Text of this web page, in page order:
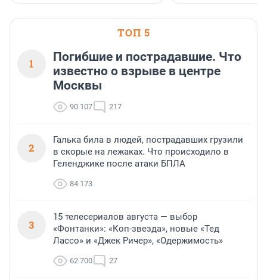
ТОП 5
1
Погибшие и пострадавшие. Что
известно о взрыве в центре
Москвы
90 107 217
2
Галька била в людей, пострадавших грузили
в скорые на лежаках. Что происходило в
Геленджике после атаки БПЛА
84 173
3
15 телесериалов августа — выбор
«Фонтанки»: «Коп-звезда», новые «Тед
Лассо» и «Джек Ричер», «Одержимость»
62 700 27